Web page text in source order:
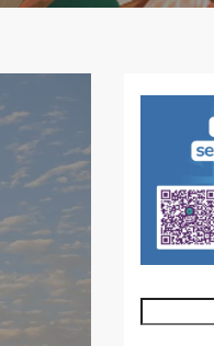
Buscar